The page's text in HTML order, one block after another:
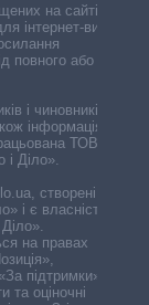
на сайті,
інтернет-видань
повного або
і чиновників,
інформація про
ТОВ «ІА
Діло».
створені ГО
і є власністю
на правах
підтримки».
та оціночні